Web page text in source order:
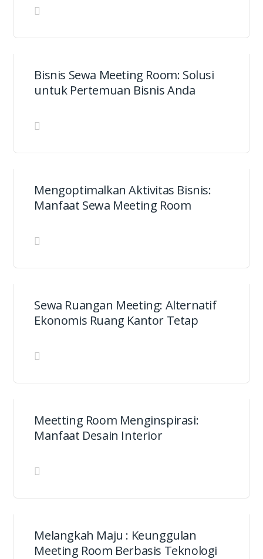
Bisnis Sewa Meeting Room: Solusi
untuk Pertemuan Bisnis Anda
Mengoptimalkan Aktivitas Bisnis:
Manfaat Sewa Meeting Room
Sewa Ruangan Meeting: Alternatif
Ekonomis Ruang Kantor Tetap
Meetting Room Menginspirasi:
Manfaat Desain Interior
Melangkah Maju : Keunggulan
Meeting Room Berbasis Teknologi